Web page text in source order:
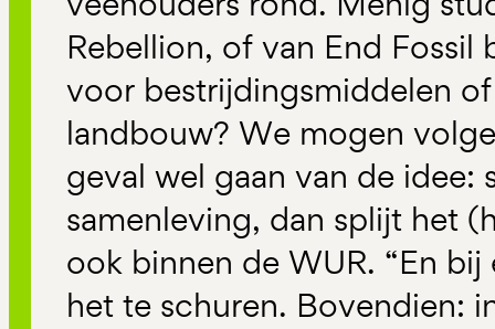
Rebellion, of van End Fossil
voor bestrijdingsmiddelen
landbouw? We mogen
geval wel gaan van de idee:
samenleving, dan splijt het
ook binnen de WUR. “En
het te schuren. Bovendien: